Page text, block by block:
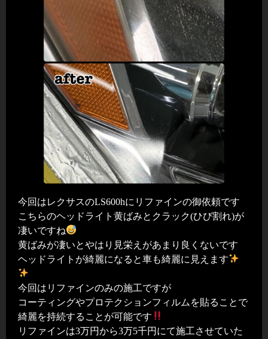
今回はレクサスのLS600hにリファインの御依頼です
こちらのヘッドライト黄ばみとクラック(ひび割れ)が
凄いですね
黄ばみが凄いとやはり見栄えがあまり良くないです
ヘッドライトが綺麗になると車も綺麗に見えます
今回はリファインのみの施工ですが
コーティングやプロテクションフィルムを貼ることで
綺麗を持続することが可能です
リファインは3万円から3万5千円にて施工させていた